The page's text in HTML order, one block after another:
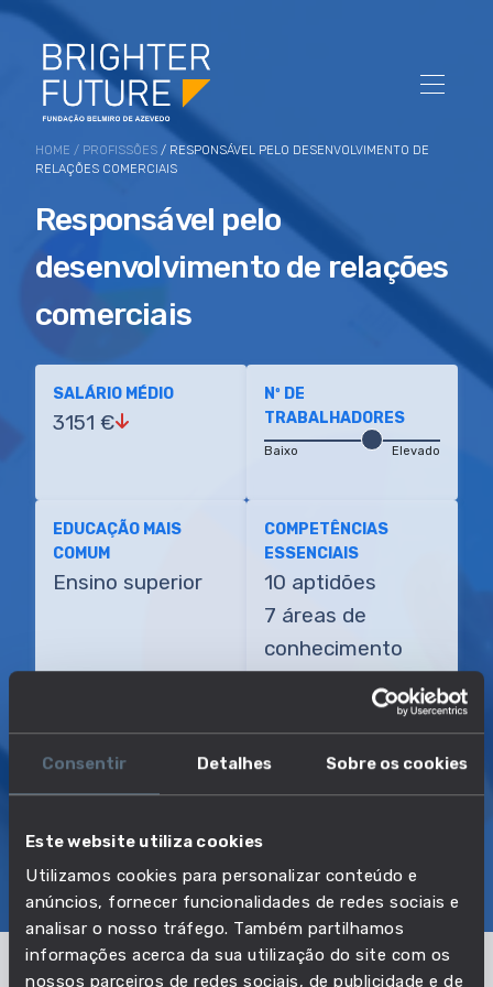
Consentir Detalhes Sobre os cookies
Este website utiliza cookies
Utilizamos cookies para personalizar conteúdo e
anúncios, fornecer funcionalidades de redes sociais e
analisar o nosso tráfego. Também partilhamos
informações acerca da sua utilização do site com os
nossos parceiros de redes sociais, de publicidade e de
HOME / PROFISSÕES / RESPONSÁVEL PELO DESENVOLVIMENTO DE
RELAÇÕES COMERCIAIS
Responsável pelo
desenvolvimento de relações
comerciais
SALÁRIO MÉDIO
3151 €
Nº DE
TRABALHADORES
Baixo Elevado
EDUCAÇÃO MAIS
COMUM
Ensino superior
COMPETÊNCIAS
ESSENCIAIS
10 aptidões
7 áreas de
conhecimento
Coordenador de programas de
emprego
SOBRE
EMPREGO E SALÁRIO
EDUCAÇÃO E COMPETÊNCIASTRANSIÇÕES